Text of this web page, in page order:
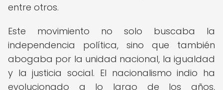
entre otros.
Este movimiento no solo buscaba la
independencia política, sino que también
abogaba por la unidad nacional, la igualdad
y la justicia social. El nacionalismo indio ha
evolucionado a lo largo de los años,